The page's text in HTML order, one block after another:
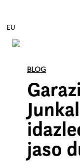
Edukira zuzenean joan
EU
BLOG
jaso